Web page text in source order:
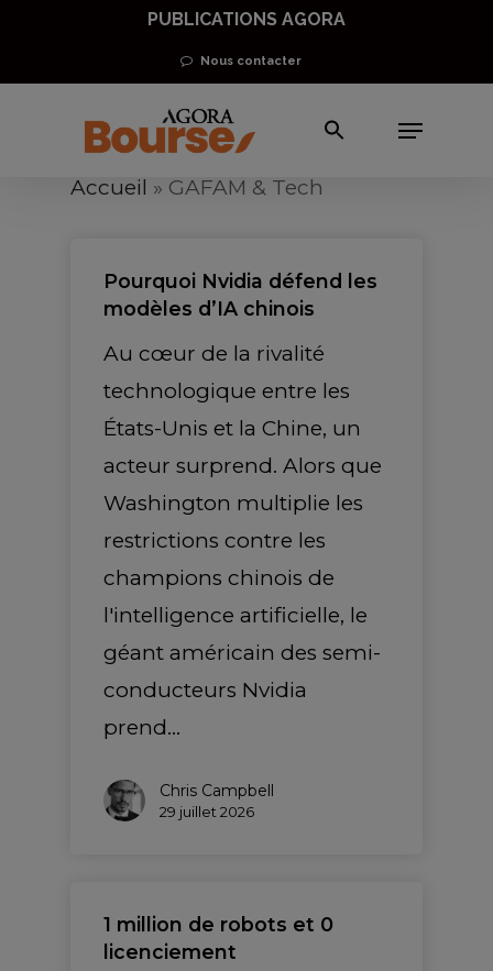
main
PUBLICATIONS AGORA
Nous contacter
Menu
Accueil » GAFAM & Tech
Pourquoi Nvidia défend les
modèles d’IA chinois
Au cœur de la rivalité
technologique entre les
États-Unis et la Chine, un
acteur surprend. Alors que
Washington multiplie les
restrictions contre les
champions chinois de
l'intelligence artificielle, le
géant américain des semi-
conducteurs Nvidia
prend…
Chris Campbell
29 juillet 2026
1 million de robots et 0
licenciement